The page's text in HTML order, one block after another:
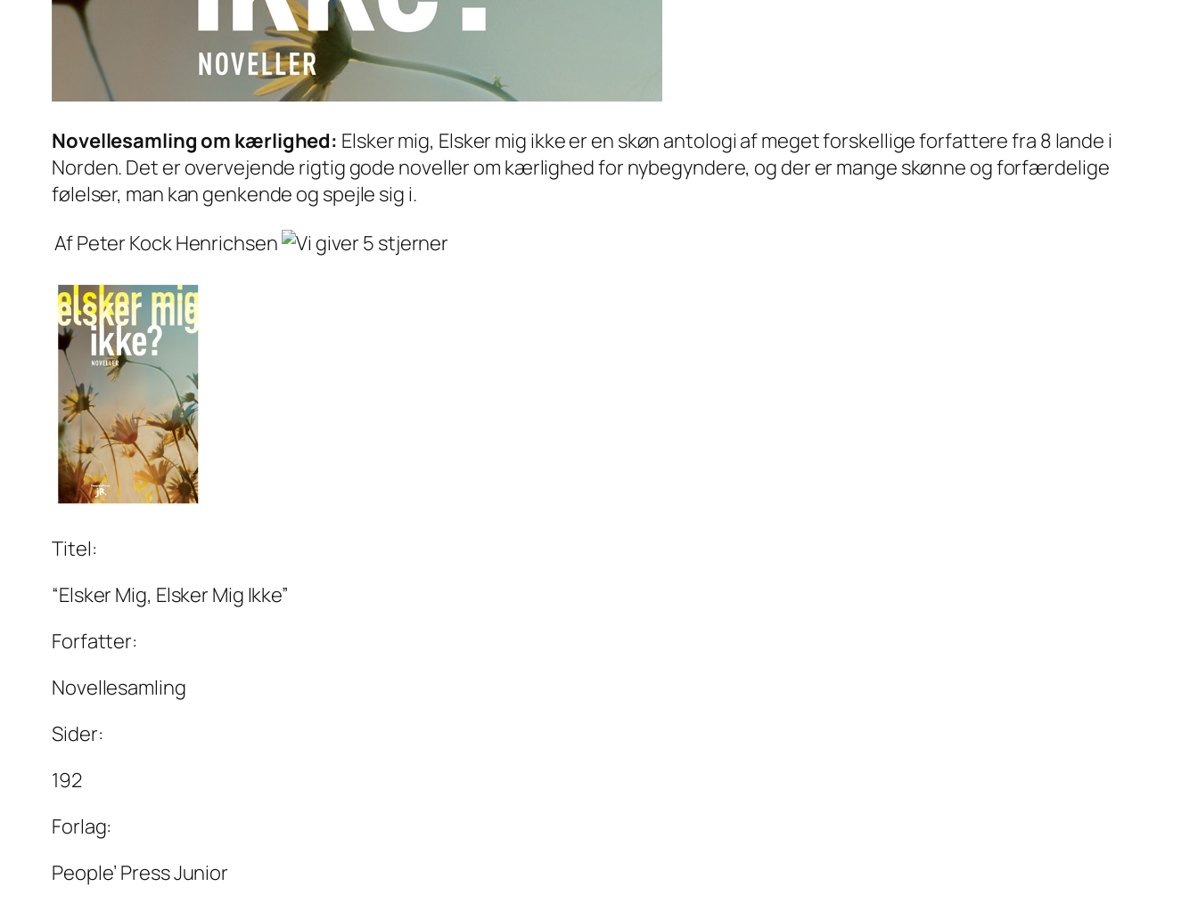
Novellesamling om kærlighed: Elsker mig, Elsker mig ikke er en skøn antologi af meget forskellige forfattere fra 8 lande i
Norden. Det er overvejende rigtig gode noveller om kærlighed for nybegyndere, og der er mange skønne og forfærdelige
følelser, man kan genkende og spejle sig i.
Af Peter Kock Henrichsen
Titel:
“Elsker Mig, Elsker Mig Ikke”
Forfatter:
Novellesamling
Sider:
192
Forlag:
People’ Press Junior